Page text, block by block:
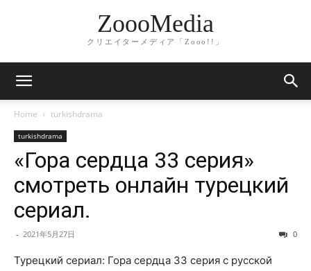
ZoooMedia
クリエイターメディア「Zooo!!」
Home turkishdrama
turkishdrama
«Гора сердца 33 серия»
смотреть онлайн турецкий
сериал.
- 2021年5月27日 0
Турецкий сериал: Гора сердца 33 серия с русской